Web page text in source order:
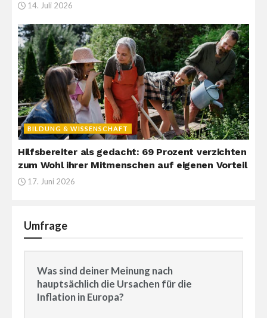
14. Juli 2026
BILDUNG & WISSENSCHAFT
Hilfsbereiter als gedacht: 69 Prozent verzichten
zum Wohl ihrer Mitmenschen auf eigenen Vorteil
17. Juni 2026
Umfrage
Was sind deiner Meinung nach
hauptsächlich die Ursachen für die
Inflation in Europa?